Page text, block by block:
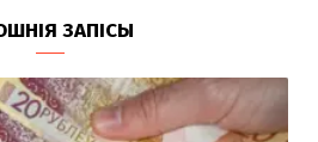
ЗАПІСЫ